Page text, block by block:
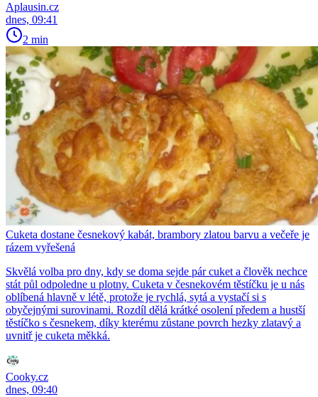
Aplausin.cz
dnes, 09:41
2 min
Cuketa dostane česnekový kabát, brambory zlatou barvu a večeře je
rázem vyřešená
Skvělá volba pro dny, kdy se doma sejde pár cuket a člověk nechce
stát půl odpoledne u plotny. Cuketa v česnekovém těstíčku je u nás
oblíbená hlavně v létě, protože je rychlá, sytá a vystačí si s
obyčejnými surovinami. Rozdíl dělá krátké osolení předem a hustší
těstíčko s česnekem, díky kterému zůstane povrch hezky zlatavý a
uvnitř je cuketa měkká.
Cooky.cz
dnes, 09:40